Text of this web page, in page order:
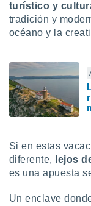
turístico y
tradición y
océano y la
Si en estas
diferente,
lejos
es una apuesta
Un enclave